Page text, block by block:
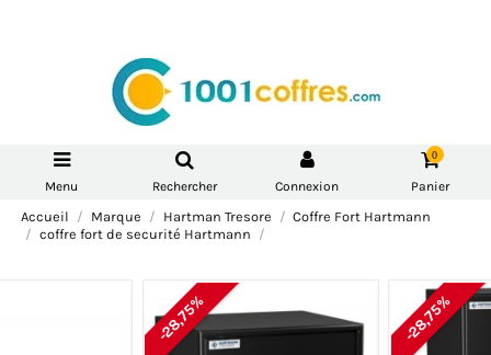
Menu Rechercher Connexion
0
Panier
Accueil Marque Hartman Tresore
Coffre Fort Hartmann
coffre fort de securité Hartmann
-5%